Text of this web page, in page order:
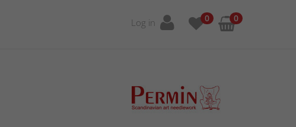
Log in 0 0